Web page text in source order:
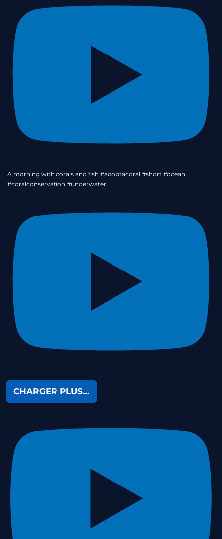
A morning with corals and fish #adoptacoral #short #ocean
#coralconservation #underwater
CHARGER PLUS…